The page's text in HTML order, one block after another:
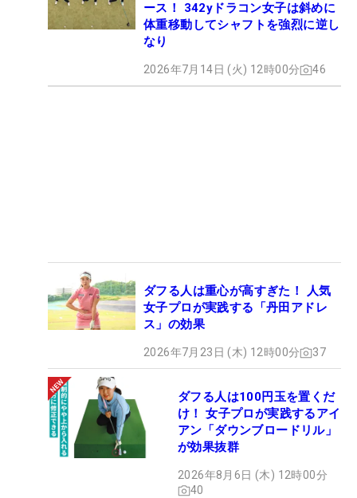
ース！ 342yドラコン女子は斜めに
体重移動してシャフトを強烈に逆し
なり
2026年7月14日 (火) 12時00分 46
ダフる人は重心が高すぎた！ 人気
女子プロが実践する「丹田アドレ
ス」の効果
2026年7月23日 (木) 12時00分 37
ダフる人は100円玉を置くだ
け！ 女子プロが実践するアイ
アン「ダウンブロードリル」
が効果抜群
2026年8月6日 (木) 12時00分
40